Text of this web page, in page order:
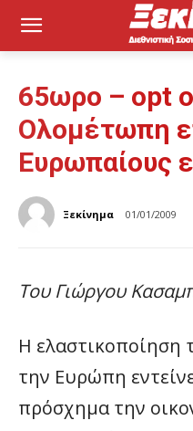
65ωρο – opt
Ολομέτωπη
Ευρωπαίους
Ξεκίνημα 01/01/2009
Του Γιώργου
Η ελαστικοποίηση
την Ευρώπη
πρόσχημα την